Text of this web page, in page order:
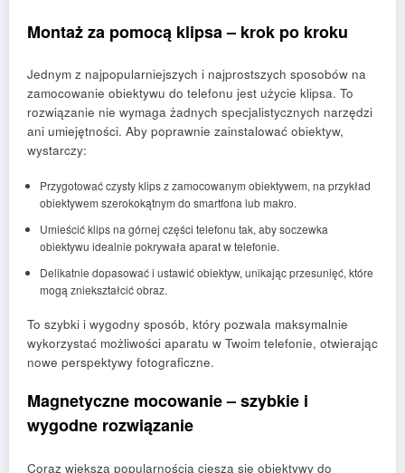
Montaż za pomocą klipsa – krok po kroku
Jednym z najpopularniejszych i najprostszych sposobów na
zamocowanie obiektywu do telefonu jest użycie klipsa. To
rozwiązanie nie wymaga żadnych specjalistycznych narzędzi
ani umiejętności. Aby poprawnie zainstalować obiektyw,
wystarczy:
Przygotować czysty klips z zamocowanym obiektywem, na przykład
obiektywem szerokokątnym do smartfona lub makro.
Umieścić klips na górnej części telefonu tak, aby soczewka
obiektywu idealnie pokrywała aparat w telefonie.
Delikatnie dopasować i ustawić obiektyw, unikając przesunięć, które
mogą zniekształcić obraz.
To szybki i wygodny sposób, który pozwala maksymalnie
wykorzystać możliwości aparatu w Twoim telefonie, otwierając
nowe perspektywy fotograficzne.
Magnetyczne mocowanie – szybkie i
wygodne rozwiązanie
Coraz większą popularnością cieszą się obiektywy do